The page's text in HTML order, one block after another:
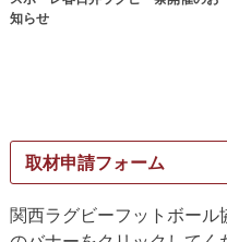
知らせ
取材申請フォーム
関西ラグビーフットボー